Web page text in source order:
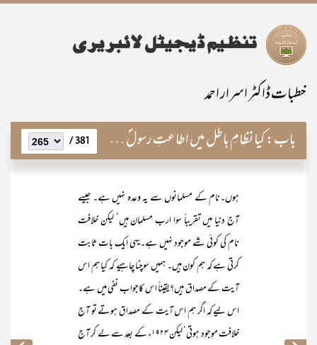
خطبات ڈاکٹر اسرار احمد
باب:کیا نظامِ باطل میں اطاعتِ رسولؐ ممکن ہے؟ 381 /
ہوں۔نام کے مسلمانوں سے یہ وعدہ نہیں ہے۔ جیسے
آج دنیا میں تقریباً سوا ارب مسلمان ہیں‘ لیکن خلافت
نام کی کوئی شے موجود نہیں ہے۔یہی ایک بات ثابت
کرتی ہے کہ ہم کون ہیں۔ ہمیں سوچنا چاہیے کہ کیا ہم اس
آیت کے مصداق ہیں؟یقیناً اس کاجواب نفی میں ہے۔
اس لیے کہ اگر ہم اس آیت کے مصداق ہوتے تو آج
خلافت موجود ہوتی‘ لیکن ۱۹۲۴ء کے بعد سے لے کر آج